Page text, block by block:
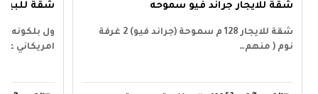
شقة للايجار جراند فيو سموحه
شقة للايجار 128 م سموحة (جراند فيو) 2 غرفة
نوم ( منهم…
شقة للبيع
امريكاني